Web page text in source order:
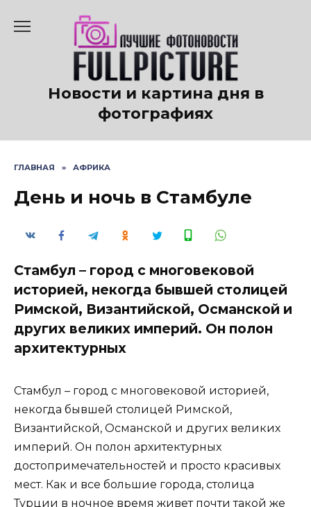
содержанию
Новости и картина дня в
фотографиях
ГЛАВНАЯ » АФРИКА
День и ночь в Стамбуле
Стамбул – город с многовековой
историей, некогда бывшей столицей
Римской, Византийской, Османской и
других великих империй. Он полон
архитектурных
Стамбул – город с многовековой историей,
некогда бывшей столицей Римской,
Византийской, Османской и других великих
империй. Он полон архитектурных
достопримечательностей и просто красивых
мест. Как и все большие города, столица
Турции в ночное время живет почти такой же